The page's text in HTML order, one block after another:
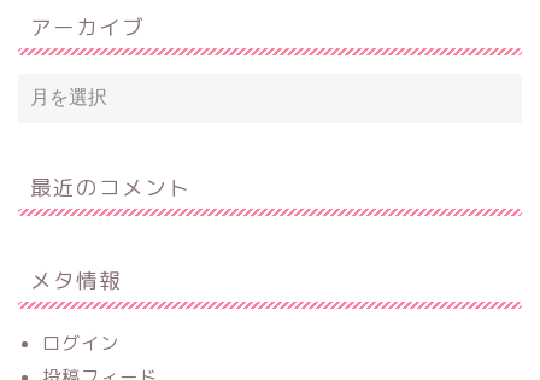
アーカイブ
最近のコメント
メタ情報
ログイン